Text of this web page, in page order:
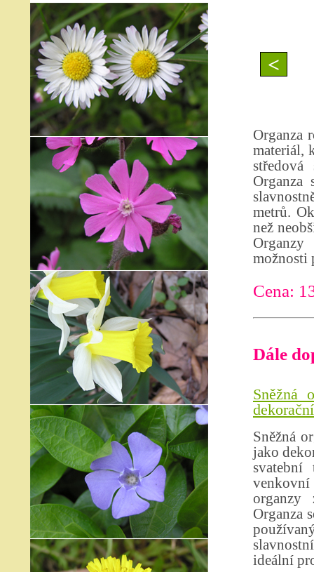
<
Organza
materiál,
Organza
metrů.
než
možnosti
Cena:
Dále
Sněžná
Sněžná
jako
organzy
Organza
ideální